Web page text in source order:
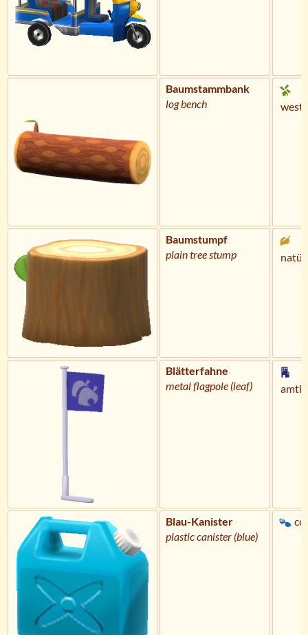
Baumstammbank
log bench
Baumstumpf
plain tree stump
Blätterfahne
metal flagpole (leaf)
Blau-Kanister
plastic canister (blue)